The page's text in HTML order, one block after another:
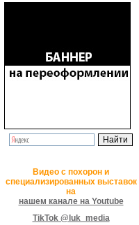
Видео с похорон и
специализированных выставок
на
нашем канале на Youtube
TikTok @luk_media